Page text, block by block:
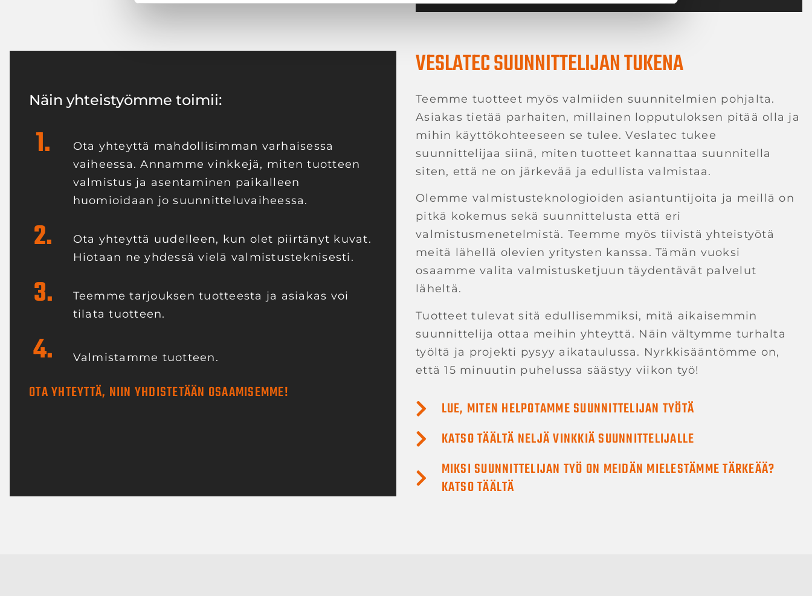
Näin yhteistyömme toimii:
1.
Ota yhteyttä mahdollisimman varhaisessa
vaiheessa. Annamme vinkkejä, miten tuotteen
valmistus ja asentaminen paikalleen
huomioidaan jo suunnitteluvaiheessa.
2.
Ota yhteyttä uudelleen, kun olet piirtänyt kuvat.
Hiotaan ne yhdessä vielä valmistusteknisesti.
3.
Teemme tarjouksen tuotteesta ja asiakas voi
tilata tuotteen.
4. Valmistamme tuotteen.
OTA YHTEYTTÄ, NIIN YHDISTETÄÄN OSAAMISEMME!
VESLATEC SUUNNITTELIJAN TUKENA
Teemme tuotteet myös valmiiden suunnitelmien pohjalta.
Asiakas tietää parhaiten, millainen lopputuloksen pitää olla ja
mihin käyttökohteeseen se tulee. Veslatec tukee
suunnittelijaa siinä, miten tuotteet kannattaa suunnitella
siten, että ne on järkevää ja edullista valmistaa.
Olemme valmistusteknologioiden asiantuntijoita ja meillä on
pitkä kokemus sekä suunnittelusta että eri
valmistusmenetelmistä. Teemme myös tiivistä yhteistyötä
meitä lähellä olevien yritysten kanssa. Tämän vuoksi
osaamme valita valmistusketjuun täydentävät palvelut
läheltä.
Tuotteet tulevat sitä edullisemmiksi, mitä aikaisemmin
suunnittelija ottaa meihin yhteyttä. Näin vältymme turhalta
työltä ja projekti pysyy aikataulussa. Nyrkkisääntömme on,
että 15 minuutin puhelussa säästyy viikon työ!
LUE, MITEN HELPOTAMME SUUNNITTELIJAN TYÖTÄ
KATSO TÄÄLTÄ NELJÄ VINKKIÄ SUUNNITTELIJALLE
MIKSI SUUNNITTELIJAN TYÖ ON MEIDÄN MIELESTÄMME TÄRKEÄÄ?
KATSO TÄÄLTÄ